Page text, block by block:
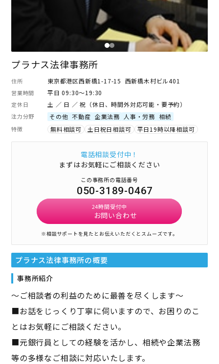
プラナス法律事務所
住所 東京都港区西新橋1-17-15 西新橋木村ビル401
営業時間 平日 09:30～19:30
定休日 土 ／ 日 ／ 祝（休日、時間外対応可能・要予約）
注力分野 その他 不動産 企業法務 人事・労務 相続
特徴 無料相談可 土日祝日相談可 平日19時以降相談可
電話相談受付中！
まずはお気軽にご相談ください
この事務所の電話番号
050-3189-0467
24時間受付中
お問い合わせ
※相談サポートを見たとお伝えいただくとスムーズです。
プラナス法律事務所の概要
事務所紹介
～ご相談者の利益のために最善を尽くします～
■お話をじっくり丁寧に伺いますので、お困りのこ
とはお気軽にご相談ください。
■元銀行員としての経験を活かし、相続や企業法務
等の多様なご相談に対応いたします。